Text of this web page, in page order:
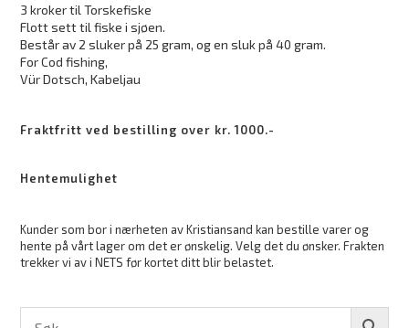
3 kroker til Torskefiske
Flott sett til fiske i sjøen.
Består av 2 sluker på 25 gram, og en sluk på 40 gram.
For Cod fishing,
Vür Dotsch, Kabeljau
Fraktfritt ved bestilling over kr. 1000.-
Hentemulighet
Kunder som bor i nærheten av Kristiansand kan bestille varer og
hente på vårt lager om det er ønskelig. Velg det du ønsker. Frakten
trekker vi av i NETS før kortet ditt blir belastet.